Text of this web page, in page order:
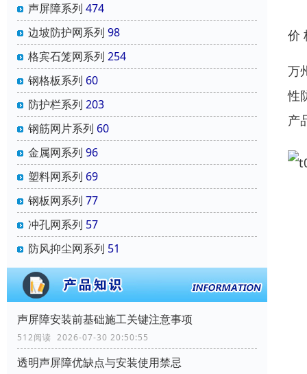
声屏障系列 474
边坡防护网系列 98
格宾石笼网系列 254
钢格板系列 60
防护栏系列 203
钢筋网片系列 60
金属网系列 96
塑料网系列 69
钢板网系列 77
冲孔网系列 57
防风抑尘网系列 51
声屏障安装前基础施工关键注意事项
512阅读 2026-07-30 20:50:55
透明声屏障优缺点与安装使用禁忌
价
万
性
产